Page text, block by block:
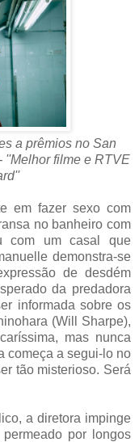
a prêmios no San
''Melhor filme e RTVE
em fazer sexo com
no banheiro com
com um casal que
demonstra-se
de desdém
da predadora
informada sobre os
(Will Sharpe),
mas nunca
começa a segui-lo no
tão misterioso. Será
a diretora impinge
por longos